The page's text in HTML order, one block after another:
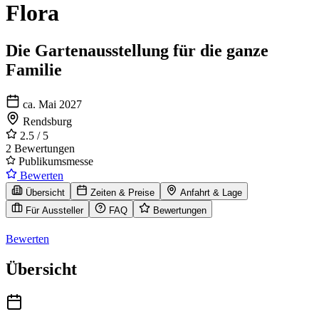
Flora
Die Gartenausstellung für die ganze
Familie
ca. Mai 2027
Rendsburg
2.5 / 5
2 Bewertungen
Publikumsmesse
Bewerten
Übersicht Zeiten & Preise
Anfahrt & Lage
Für Aussteller
FAQ Bewertungen
Bewerten
Übersicht